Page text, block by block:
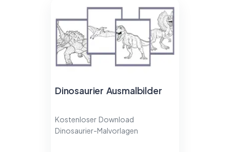
Dinosaurier Ausmalbilder
Kostenloser Download
Dinosaurier-Malvorlagen